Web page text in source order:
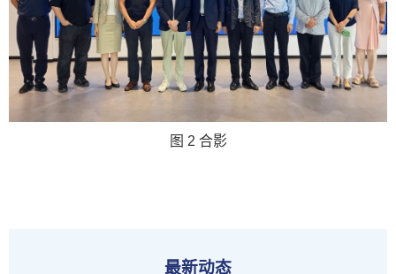
图 2 合影
最新动态